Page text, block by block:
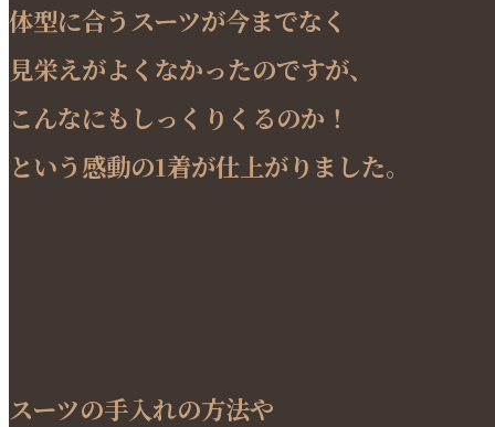
体型に合うスーツが今までなく
見栄えがよくなかったのですが、
こんなにもしっくりくるのか！
という感動の1着が仕上がりました。
スーツの手入れの方法や